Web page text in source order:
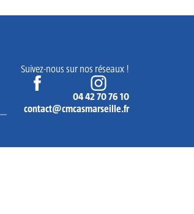
Suivez-nous sur nos réseaux !
Vonsulter le compte facebook de
04 42 70 76 10
contact@cmcasmarseille.fr